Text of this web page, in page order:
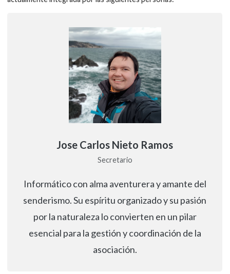
Jose Carlos Nieto Ramos
Secretario
Informático con alma aventurera y amante del
senderismo. Su espíritu organizado y su pasión
por la naturaleza lo convierten en un pilar
esencial para la gestión y coordinación de la
asociación.